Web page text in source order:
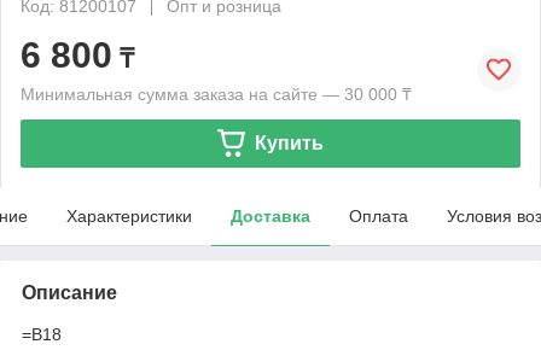
Код: 81200107
Опт и розница
6 800 ₸
Минимальная сумма заказа на сайте — 30 000 ₸
Купить
Характеристики Доставка Оплата Условия
Описание
=B18